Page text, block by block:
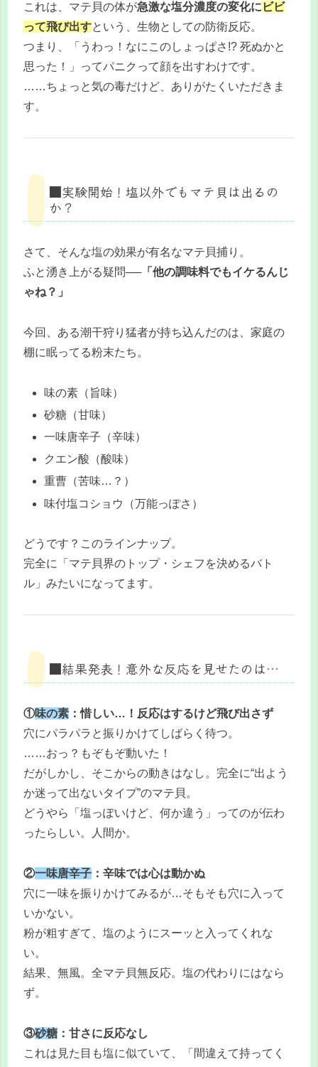
これは、マテ貝の体が急激な塩分濃度の変化に ビビ
って飛び出すという、生物としての防衛反応。
つまり、「うわっ！なにこのしょっぱさ!? 死ぬかと
思った！」ってパニクって顔を出すわけです。
……ちょっと気の毒だけど、ありがたくいただきま
す。
■実験開始！塩以外でもマテ貝は出るの
か？
さて、そんな塩の効果が有名なマテ貝捕り。
ふと湧き上がる疑問──「他の調味料でもイケるんじ
ゃね？」
今回、ある潮干狩り猛者が持ち込んだのは、家庭の
棚に眠ってる粉末たち。
味の素（旨味）
砂糖（甘味）
一味唐辛子（辛味）
クエン酸（酸味）
重曹（苦味…？）
味付塩コショウ（万能っぽさ）
どうです？このラインナップ。
完全に「マテ貝界のトップ・シェフを決めるバト
ル」みたいになってます。
■結果発表！意外な反応を見せたのは…
①味の素 ：惜しい…！反応はするけど飛び出さず
穴にパラパラと振りかけてしばらく待つ。
……おっ？もぞもぞ動いた！
だがしかし、そこからの動きはなし。完全に“出よう
か迷って出ないタイプ”のマテ貝。
どうやら「塩っぽいけど、何か違う」ってのが伝わ
ったらしい。人間か。
②一味唐辛子 ：辛味では心は動かぬ
穴に一味を振りかけてみるが…そもそも穴に入って
いかない。
粉が粗すぎて、塩のようにスーッと入ってくれな
い。
結果、無風。全マテ貝無反応。塩の代わりにはなら
ず。
③砂糖 ：甘さに反応なし
これは見た目も塩に似ていて、「間違えて持ってく